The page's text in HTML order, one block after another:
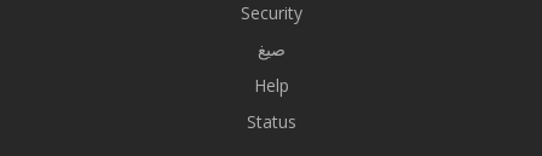
Security
صيغ
Help
Status